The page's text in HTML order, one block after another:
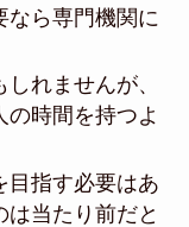
なら専門機関に
れませんが、
時間を持つよ
目指す必要はあ
は当たり前だと